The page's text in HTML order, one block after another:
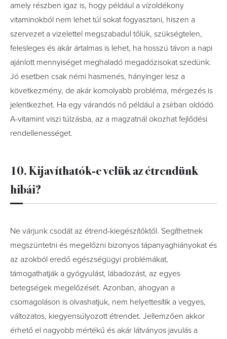
amely részben igaz is, hogy például a vízoldékony
vitaminokból nem lehet túl sokat fogyasztani, hiszen a
szervezet a vizelettel megszabadul tőlük, szükségtelen,
felesleges és akár ártalmas is lehet, ha hosszú távon a napi
ajánlott mennyiséget meghaladó megadózisokat szedünk.
Jó esetben csak némi hasmenés, hányinger lesz a
következmény, de akár komolyabb probléma, mérgezés is
jelentkezhet. Ha egy várandós nő például a zsírban oldódó
A-vitamint viszi túlzásba, az a magzatnál okozhat fejlődési
rendellenességet.
10. Kijavíthatók-e velük az étrendünk
hibái?
Ne várjunk csodát az étrend-kiegészítőktől. Segíthetnek
megszüntetni és megelőzni bizonyos tápanyaghiányokat és
az azokból eredő egészségügyi problémákat,
támogathatják a gyógyulást, lábadozást, az egyes
betegségek megelőzését. Azonban, ahogyan a
csomagoláson is olvashatjuk, nem helyettesítik a vegyes,
változatos, kiegyensúlyozott étrendet. Jellemzően akkor
érhető el nagyobb mértékű és akár látványos javulás a